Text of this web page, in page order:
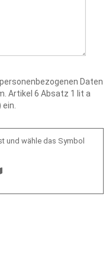
Daten
Artikel 6 Absatz 1 lit a
ein.
und wähle das Symbol